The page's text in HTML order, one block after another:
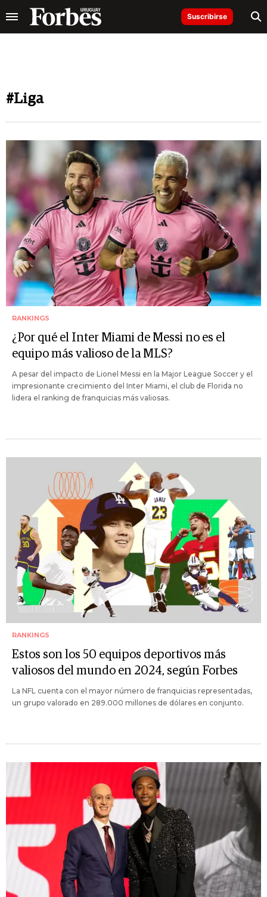
Suscribirse
#Liga
RANKINGS
¿Por qué el Inter Miami de Messi no es el
equipo más valioso de la MLS?
A pesar del impacto de Lionel Messi en la Major League Soccer y el
impresionante crecimiento del Inter Miami, el club de Florida no
lidera el ranking de franquicias más valiosas.
RANKINGS
Estos son los 50 equipos deportivos más
valiosos del mundo en 2024, según Forbes
La NFL cuenta con el mayor número de franquicias representadas,
un grupo valorado en 289.000 millones de dólares en conjunto.